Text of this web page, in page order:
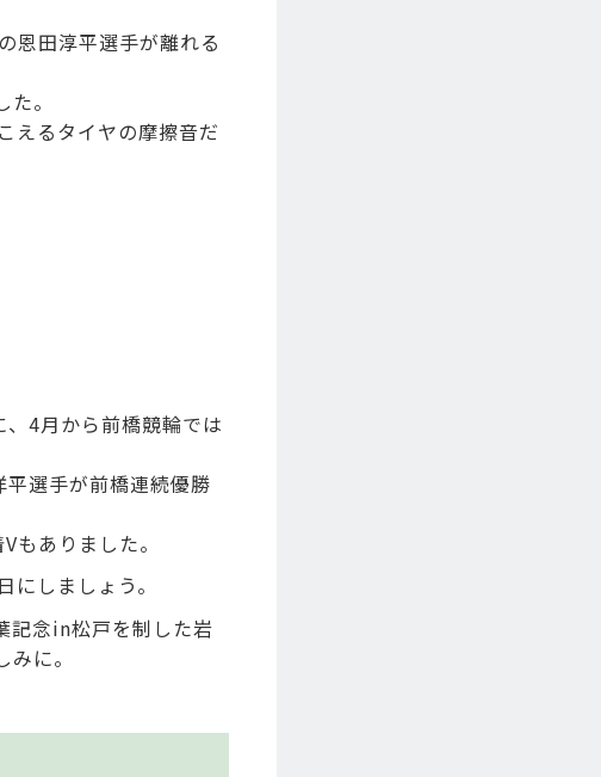
恩田淳平選手が離れる
。
えるタイヤの摩擦音だ
4月から前橋競輪では
選手が前橋連続優勝
ありました。
しましょう。
記念in松戸を制した岩
に。